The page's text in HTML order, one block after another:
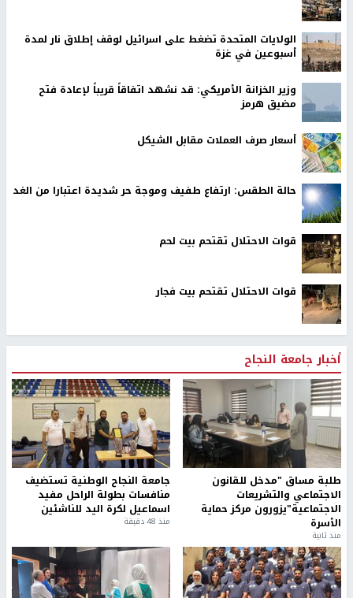
الولايات المتحدة تضغط على اسرائيل لوقف إطلاق نار لمدة
أسبوعين في غزة
وزير الخزانة الأمريكي: قد نشهد اتفاقاً قريباً لإعادة فتح
مضيق هرمز
أسعار صرف العملات مقابل الشيكل
حالة الطقس: ارتفاع طفيف وموجة حر شديدة اعتبارا من الغد
قوات الاحتلال تقتحم بيت لحم
قوات الاحتلال تقتحم بيت فجار
أخبار جامعة النجاح
طلبة مساق "مدخل للقانون
الاجتماعي والتشريعات
الاجتماعية"يزورون مركز حماية
الأسرة
منذ ثانية
جامعة النجاح الوطنية تستضيف
منافسات بطولة الراحل مفيد
اسماعيل لكرة اليد للناشئين
منذ 48 دقيقة